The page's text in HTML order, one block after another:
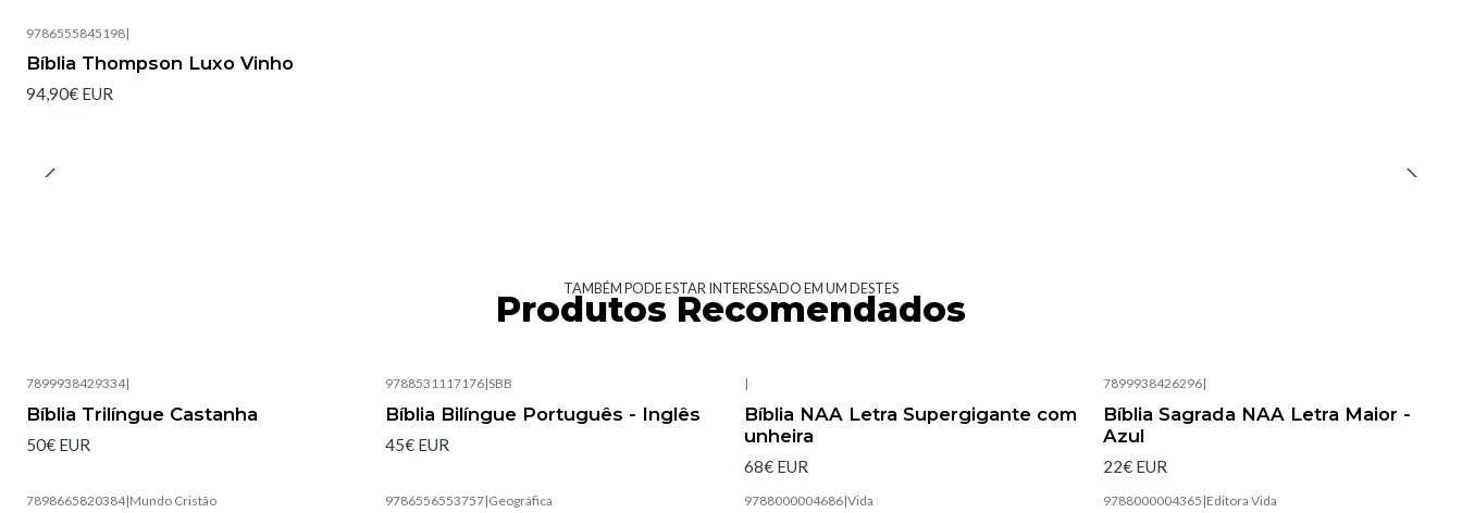
9786555845198|
Bíblia Thompson Luxo Vinho
94,90€ EUR
TAMBÉM PODE ESTAR INTERESSADO EM UM DESTES
Produtos Recomendados
7899938429334|
Bíblia Trilíngue Castanha
50€ EUR
9788531117176|SBB
Bíblia Bilíngue Português - Inglês
45€ EUR
|
Bíblia NAA Letra Supergigante com
unheira
68€ EUR
7899938426296|
Bíblia Sagrada NAA Letra Maior -
Azul
22€ EUR
7898665820384|Mundo Cristão 9786556553757|Geográfica 9788000004686|Vida 9788000004365 |Editora Vida